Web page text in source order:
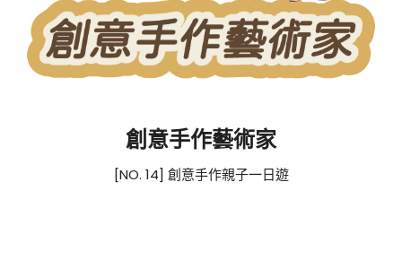
創意手作藝術家
[NO. 14] 創意手作親子一日遊